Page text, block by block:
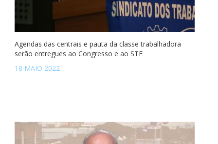
Agendas das centrais e pauta da classe trabalhadora
serão entregues ao Congresso e ao STF
18 MAIO 2022